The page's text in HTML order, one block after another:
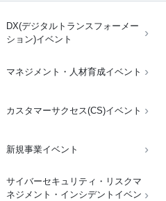
DX(デジタルトランスフォーメー
ション)イベント
マネジメント・人材育成イベント
カスタマーサクセス(CS)イベント
新規事業イベント
サイバーセキュリティ・リスクマ
ネジメント・インシデントイベン